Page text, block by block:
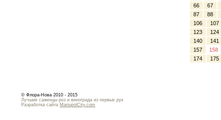
66
67
87
88
106
107
123
124
140
141
157
158
174
175
© Флора-Нова 2010 - 2015
Лучшие саженцы роз и винограда из первых рук
Разработка сайта MariupolCity.com